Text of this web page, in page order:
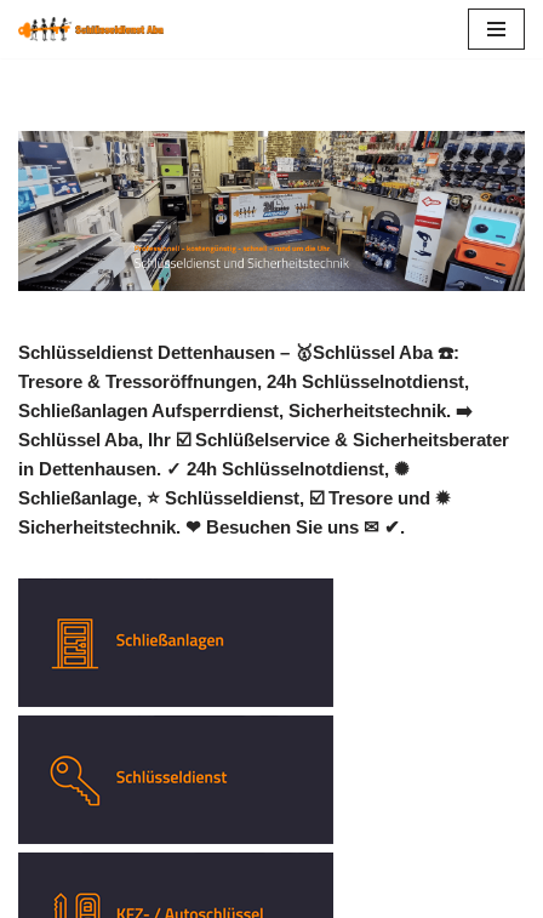
Schlüsseldienst Dettenhausen – 🥇Schlüssel Aba ☎️:
Tresore & Tressoröffnungen, 24h Schlüsselnotdienst,
Schließanlagen Aufsperrdienst, Sicherheitstechnik. ➡️
Schlüssel Aba, Ihr ☑️ Schlüßelservice & Sicherheitsberater
in Dettenhausen. ✓ 24h Schlüsselnotdienst, ✺
Schließanlage, ⭐ Schlüsseldienst, ☑️ Tresore und ✹
Sicherheitstechnik. ❤ Besuchen Sie uns ✉ ✔.